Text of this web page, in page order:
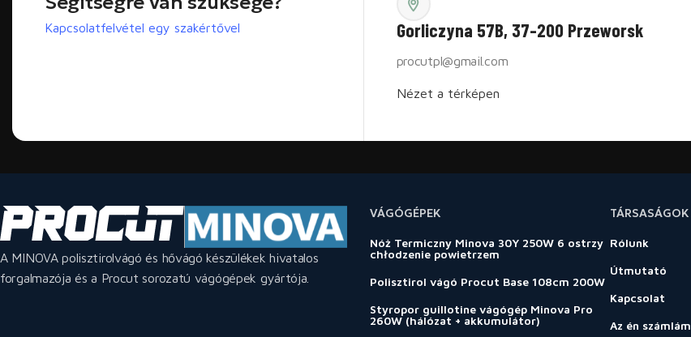
Kapcsolatfelvétel egy szakértővel Gorliczyna 57B, 37-200 Przeworsk
procutpl@gmail.com
Nézet a térképen
A MINOVA polisztirolvágó és hővágó készülékek hivatalos
forgalmazója és a Procut sorozatú vágógépek gyártója.
VÁGÓGÉPEK
Nóż Termiczny Minova 30Y 250W 6 ostrzy
chłodzenie powietrzem
Polisztirol vágó Procut Base 108cm 200W
Styropor guillotine vágógép Minova Pro
260W (hálózat + akkumulátor)
TÁRSASÁGOK
Rólunk
Útmutató
Kapcsolat
Az én számlám